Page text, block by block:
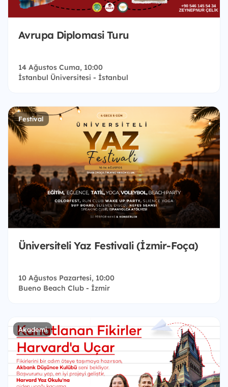
Avrupa Diplomasi Turu
14 Ağustos Cuma, 10:00
İstanbul Üniversitesi - İstanbul
Festival
Üniversiteli Yaz Festivali (İzmir-Foça)
10 Ağustos Pazartesi, 10:00
Bueno Beach Club - İzmir
Akademi